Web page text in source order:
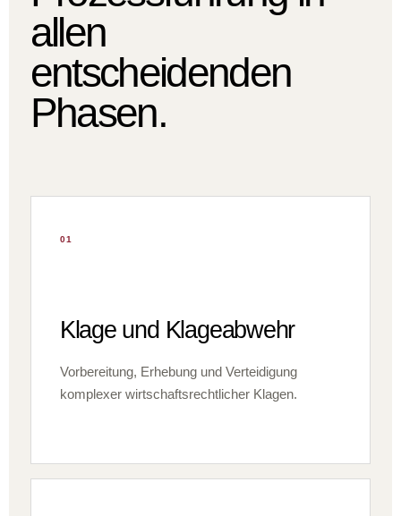
allen
entscheidenden
Phasen.
01
Klage und Klageabwehr
Vorbereitung, Erhebung und Verteidigung
komplexer wirtschaftsrechtlicher Klagen.